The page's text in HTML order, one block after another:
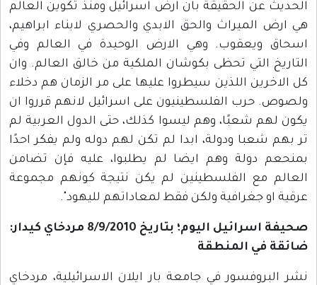
الحديث عن الحقيقة بان ارض اسرائيل ومنذ تكوين العالم
هي ارض الميراث والحق الابدي والحصري لابناء ابراهيم،
اسحاق ويعقوب. وهي الارض الوحيدة في العالم وفي
التاريخ التي تحظى بكوشان الملكية من خالق العالم. وان
كل الاخرين اللذين سيطروا عليها على مر الزمان هم دخلاء
ولصوص. حرب الفلسطينيون على اسرائيل لانهم قرروا ان
يكون لهم شعبًا، وهم ليسوا كذلك، حتى الدول العربية لم
تر بهم شعبا ودولة، ابدا لم تكن لهم دوله ولم يفكر احدًا
بمنحعم دولة وهم ايضا لم يطلبوا، عليه فإن تضامن
العالم مع الفلسطينين لم يكن نتيجة كونهم مجموعة
عرقية او جغرافية ولكن فقط لمعاداتهم لليهود".
صحيفة اسرائيل اليوم؛ بتاريخ 8/9/2010 مردخاي كيدار:
ضائقة في المنطقة
نشر البروفسور في جامعة بار ايلان الاسرائيلية، مردخاي